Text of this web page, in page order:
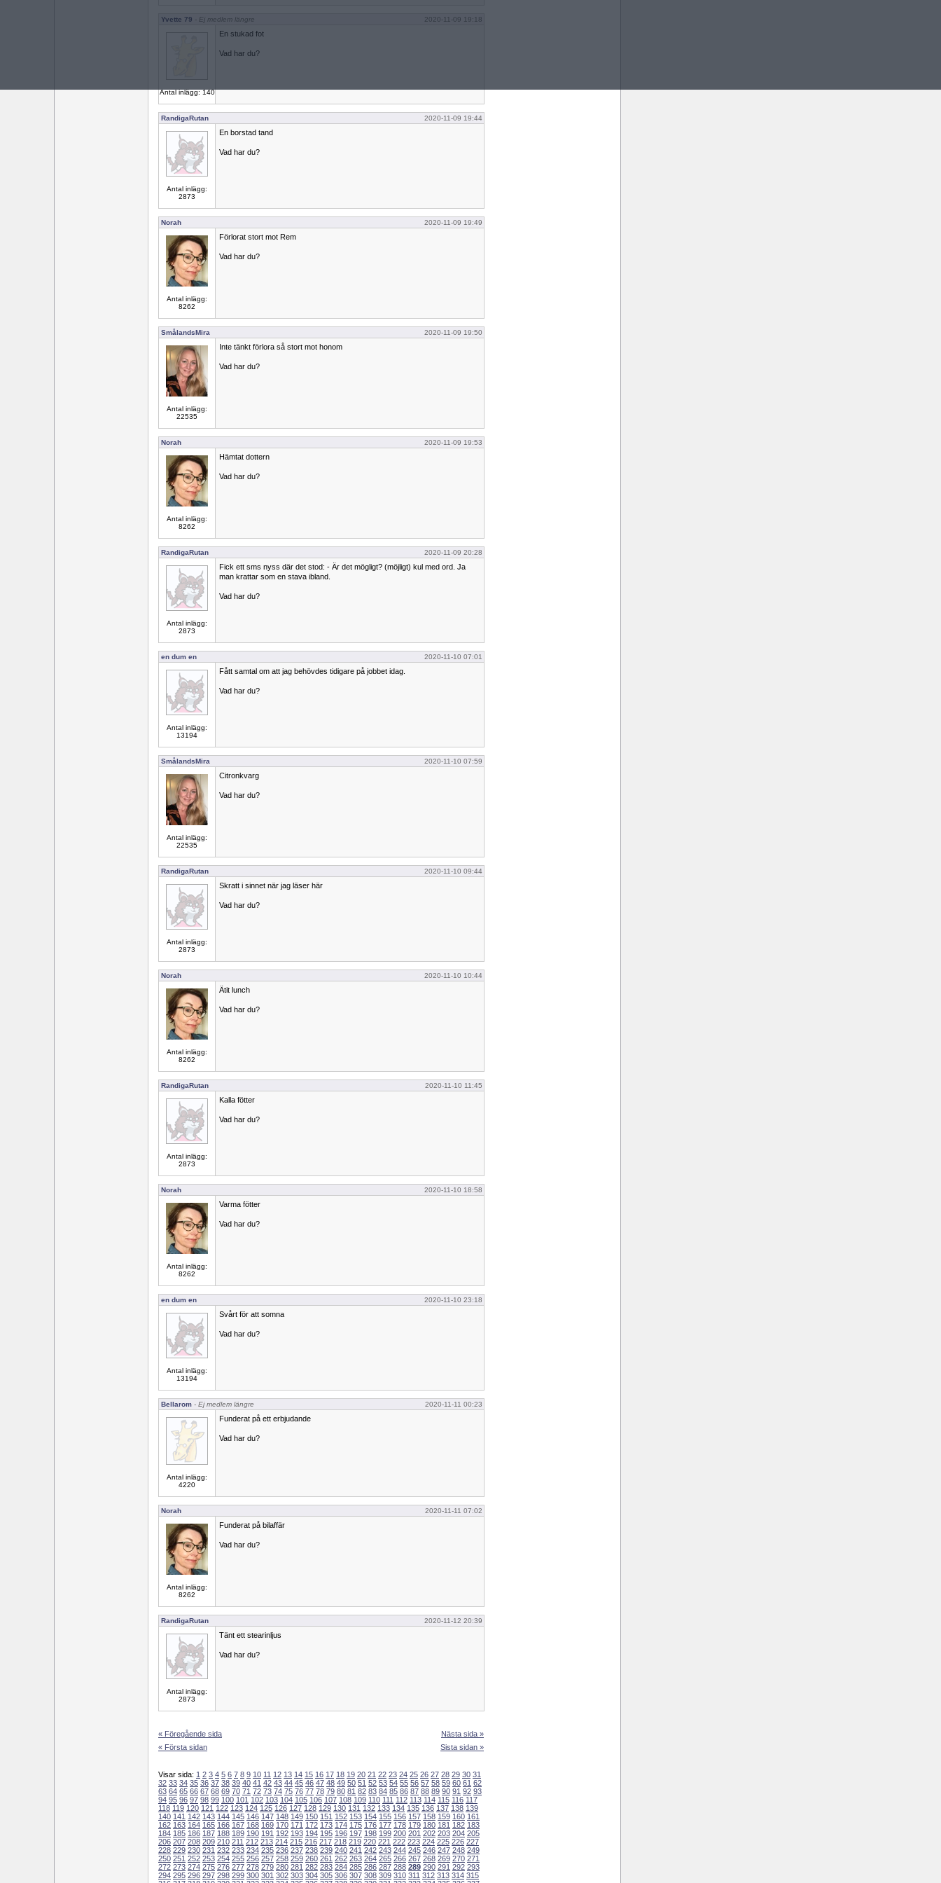
Yvette 79 - Ej medlem längre 2020-11-09 19:18
Antal inlägg: 140
En stukad fot
Vad har du?
RandigaRutan 2020-11-09 19:44
Antal inlägg:
2873
En borstad tand
Vad har du?
Norah 2020-11-09 19:49
Antal inlägg:
8262
Förlorat stort mot Rem
Vad har du?
SmålandsMira 2020-11-09 19:50
Antal inlägg:
22535
Inte tänkt förlora så stort mot honom
Vad har du?
Norah 2020-11-09 19:53
Antal inlägg:
8262
Hämtat dottern
Vad har du?
RandigaRutan 2020-11-09 20:28
Antal inlägg:
2873
Fick ett sms nyss där det stod: - Är det mögligt? (möjligt) kul med ord. Ja
man krattar som en stava ibland.
Vad har du?
en dum en 2020-11-10 07:01
Antal inlägg:
13194
Fått samtal om att jag behövdes tidigare på jobbet idag.
Vad har du?
SmålandsMira 2020-11-10 07:59
Antal inlägg:
22535
Citronkvarg
Vad har du?
RandigaRutan 2020-11-10 09:44
Antal inlägg:
2873
Skratt i sinnet när jag läser här
Vad har du?
Norah 2020-11-10 10:44
Antal inlägg:
8262
Ätit lunch
Vad har du?
RandigaRutan 2020-11-10 11:45
Antal inlägg:
2873
Kalla fötter
Vad har du?
Norah 2020-11-10 18:58
Antal inlägg:
8262
Varma fötter
Vad har du?
en dum en 2020-11-10 23:18
Antal inlägg:
13194
Svårt för att somna
Vad har du?
Bellarom - Ej medlem längre 2020-11-11 00:23
Antal inlägg:
4220
Funderat på ett erbjudande
Vad har du?
Norah 2020-11-11 07:02
Antal inlägg:
8262
Funderat på bilaffär
Vad har du?
RandigaRutan 2020-11-12 20:39
Antal inlägg:
2873
Tänt ett stearinljus
Vad har du?
« Föregående sida
« Första sidan
Nästa sida »
Sista sidan »
Visar sida: 1 2 3 4 5 6 7 8 9 10 11 12 13 14 15 16 17 18 19 20 21 22 23 24 25 26 27 28 29 30 31
32 33 34 35 36 37 38 39 40 41 42 43 44 45 46 47 48 49 50 51 52 53 54 55 56 57 58 59 60 61 62
63 64 65 66 67 68 69 70 71 72 73 74 75 76 77 78 79 80 81 82 83 84 85 86 87 88 89 90 91 92 93
94 95 96 97 98 99 100 101 102 103 104 105 106 107 108 109 110 111 112 113 114 115 116 117
118 119 120 121 122 123 124 125 126 127 128 129 130 131 132 133 134 135 136 137 138 139
140 141 142 143 144 145 146 147 148 149 150 151 152 153 154 155 156 157 158 159 160 161
162 163 164 165 166 167 168 169 170 171 172 173 174 175 176 177 178 179 180 181 182 183
184 185 186 187 188 189 190 191 192 193 194 195 196 197 198 199 200 201 202 203 204 205
206 207 208 209 210 211 212 213 214 215 216 217 218 219 220 221 222 223 224 225 226 227
228 229 230 231 232 233 234 235 236 237 238 239 240 241 242 243 244 245 246 247 248 249
250 251 252 253 254 255 256 257 258 259 260 261 262 263 264 265 266 267 268 269 270 271
272 273 274 275 276 277 278 279 280 281 282 283 284 285 286 287 288 289 290 291 292 293
294 295 296 297 298 299 300 301 302 303 304 305 306 307 308 309 310 311 312 313 314 315